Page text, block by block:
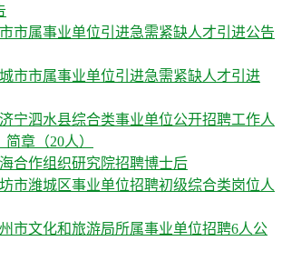
市属事业单位引进急需紧缺人才引进公告
市市属事业单位引进急需紧缺人才引进
宁泗水县综合类事业单位公开招聘工作人
章（20人）
合作组织研究院招聘博士后
市潍城区事业单位招聘初级综合类岗位人
市文化和旅游局所属事业单位招聘6人公